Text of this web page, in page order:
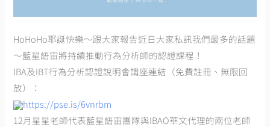
HoHoHo耶誕快樂～跟大家報告近日大家私訊我們最多的話題
～藍星語宙將持續推動行為分析師的認證課程！
IBA及IBT行為分析認證說明會講座連結（免費註冊、無限回
放）：
https://pse.is/6vnrbm
12月星星老師代表藍星語宙團隊與IBAO華文代理的兩位老師